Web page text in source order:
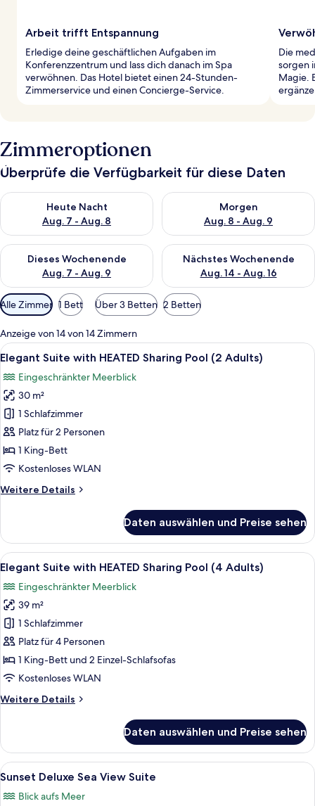
Arbeit trifft Entspannung
Erledige deine geschäftlichen Aufgaben im
Konferenzzentrum und lass dich danach im Spa
verwöhnen. Das Hotel bietet einen 24-Stunden-
Zimmerservice und einen Concierge-Service.
Die
sorgen
Magie.
Zimmeroptionen
Überprüfe die Verfügbarkeit für diese Daten
Heute Nacht
Aug. 7 - Aug. 8
Überprüfe die Verfügbarkeit für heute Nacht, Aug. 7 - Aug. 8.
Morgen
Aug. 8 - Aug. 9
Überprüfe die Verfügbarkeit
Dieses Wochenende
Aug. 7 - Aug. 9
Überprüfe die Verfügbarkeit für dieses Wochenende, Aug. 7
Nächstes Wochenende
Aug. 14 - Aug. 16
Überprüfe die Verfügbarkeit
Verfügbare
Filter
für
Zimmer
Alle Zimmer 1 Bett Über 3 Betten 2 Betten
Anzeige von 14 von 14 Zimmern
Alle
Fotos
für
Elegant
Suite
with
HEATED
Sharing
(2
Ein Luftbild eines Schwimmbeckens
10
Elegant Suite with HEATED Sharing Pool (2 Adults)
Eingeschränkter Meerblick
30 m²
1 Schlafzimmer
Platz für 2 Personen
1 King-Bett
Kostenloses WLAN
Weitere Details
Weitere
Suite
with
HEATED
Sharing
Pool
(2
Adults)
Daten auswählen und Preise sehen
Alle
Fotos
für
Elegant
Suite
with
HEATED
Sharing
(4
Ein Luftbild eines Schwimmbeckens
17
Elegant Suite with HEATED Sharing Pool (4 Adults)
Eingeschränkter Meerblick
39 m²
1 Schlafzimmer
Platz für 4 Personen
1 King-Bett und 2 Einzel-Schlafsofas
Kostenloses WLAN
Weitere Details
Weitere
Suite
with
HEATED
Pool
Daten auswählen und Preise sehen
Alle
Fotos
für
Ein Balkon mit Blick auf das Meer
11
Sunset Deluxe Sea View Suite
Blick aufs Meer